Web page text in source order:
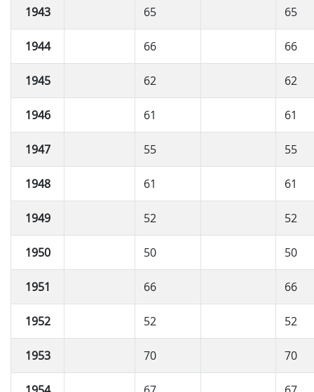
1943 65 65
1944 66 66
1945 62 62
1946 61 61
1947 55 55
1948 61 61
1949 52 52
1950 50 50
1951 66 66
1952 52 52
1953 70 70